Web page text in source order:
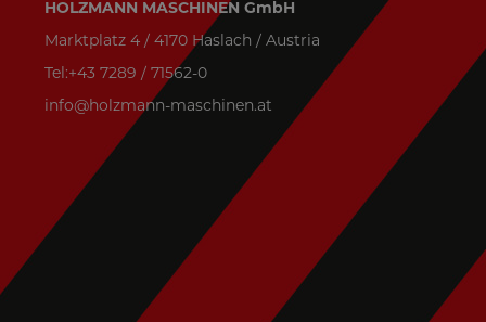
HOLZMANN MASCHINEN GmbH
Marktplatz 4 / 4170 Haslach / Austria
Tel:+43 7289 / 71562-0
info@holzmann-maschinen.at